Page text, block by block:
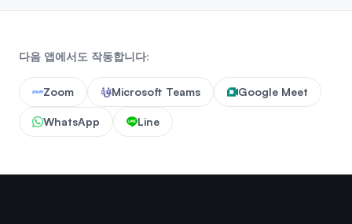
다음 앱에서도 작동합니다:
Zoom Microsoft Teams Google Meet
WhatsApp Line